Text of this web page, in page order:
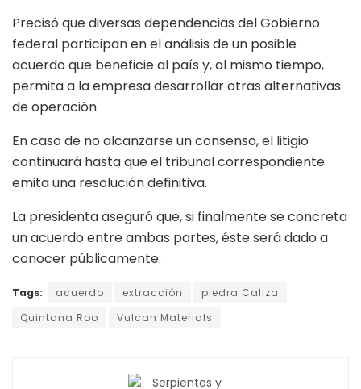
Precisó que diversas dependencias del Gobierno
federal participan en el análisis de un posible
acuerdo que beneficie al país y, al mismo tiempo,
permita a la empresa desarrollar otras alternativas
de operación.
En caso de no alcanzarse un consenso, el litigio
continuará hasta que el tribunal correspondiente
emita una resolución definitiva.
La presidenta aseguró que, si finalmente se concreta
un acuerdo entre ambas partes, éste será dado a
conocer públicamente.
Tags: acuerdo extracción
piedra Caliza
Quintana Roo
Vulcan Materials